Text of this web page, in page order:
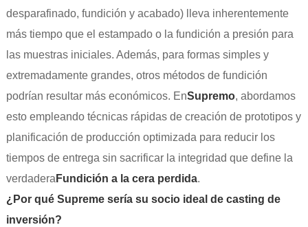
desparafinado, fundición y acabado) lleva inherentemente
más tiempo que el estampado o la fundición a presión para
las muestras iniciales. Además, para formas simples y
extremadamente grandes, otros métodos de fundición
podrían resultar más económicos. EnSupremo, abordamos
esto empleando técnicas rápidas de creación de prototipos y
planificación de producción optimizada para reducir los
tiempos de entrega sin sacrificar la integridad que define la
verdaderaFundición a la cera perdida.
¿Por qué Supreme sería su socio ideal de casting de
inversión?